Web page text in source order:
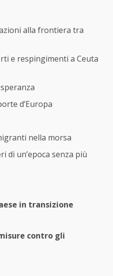
alla frontiera tra
e respingimenti a Ceuta
d’Europa
nella morsa
di un’epoca senza più
in transizione
contro gli